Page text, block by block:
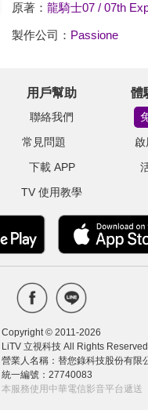
原著： 龍騎士07 / 07th
製作公司： Passione
用戶幫助
聯絡我們
常見問題
下載 APP
TV 使用教學
體
Copyright © 2011-2026
LiTV 立視科技 All Rights Reserved.
營業人名稱：替您錄科技股份有限
統一編號：27740083
本服務使用中華電信影音平台遞送